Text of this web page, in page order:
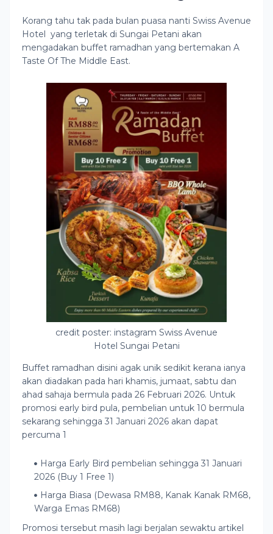
Korang tahu tak pada bulan puasa nanti Swiss Avenue
Hotel yang terletak di Sungai Petani akan
mengadakan buffet ramadhan yang bertemakan A
Taste Of The Middle East.
credit poster: instagram Swiss Avenue
Hotel Sungai Petani
Buffet ramadhan disini agak unik sedikit kerana ianya
akan diadakan pada hari khamis, jumaat, sabtu dan
ahad sahaja bermula pada 26 Februari 2026. Untuk
promosi early bird pula, pembelian untuk 10 bermula
sekarang sehingga 31 Januari 2026 akan dapat
percuma 1
Harga Early Bird pembelian sehingga 31 Januari
2026 (Buy 1 Free 1)
Harga Biasa (Dewasa RM88, Kanak Kanak RM68,
Warga Emas RM68)
Promosi tersebut masih lagi berjalan sewaktu artikel